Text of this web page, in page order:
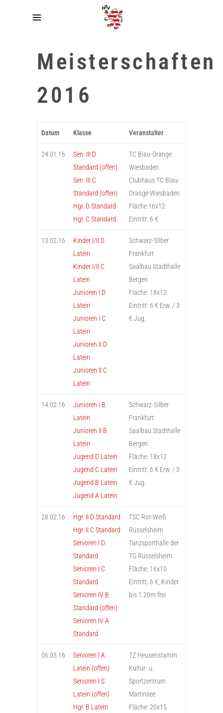
Meisterschaften
2016
Datum Klasse Veranstalter
24.01.16
Sen. III D
Standard (offen)
Sen. III C
Standard (offen)
Hgr. D Standard
Hgr. C Standard
TC Blau-Orange
Wiesbaden
Clubhaus TC Blau-
Orange Wiesbaden
Fläche 16x12
Eintritt: 6 €
13.02.16
Kinder I/II D
Latein
Kinder I/II C
Latein
Junioren I D
Latein
Junioren I C
Latein
Junioren II D
Latein
Junioren II C
Latein
Schwarz-Silber
Frankfurt
Saalbau Stadthalle
Bergen
Fläche: 18x12
Eintritt: 6 € Erw. / 3
€ Jug.
14.02.16
Junioren I B
Latein
Junioren II B
Latein
Jugend D Latein
Jugend C Latein
Jugend B Latein
Jugend A Latein
Schwarz-Silber
Frankfurt
Saalbau Stadthalle
Bergen
Fläche: 18x12
Eintritt: 6 € Erw. / 3
€ Jug.
28.02.16
Hgr. II D Standard
Hgr. II C Standard
Senioren I D
Standard
Senioren I C
Standard
Senioren IV B
Standard (offen)
Senioren IV A
Standard
TSC Rot-Weiß
Rüsselsheim
Tanzsporthalle der
TG Rüsselsheim
Fläche: 16x10
Eintritt: 6 €, Kinder
bis 1.20m frei
06.03.16
Senioren I A
Latein (offen)
Senioren I S
Latein (offen)
Hgr. B Latein
TZ Heusenstamm
Kultur- u.
Sportzentrum
Martinsee
Fläche: 20x15